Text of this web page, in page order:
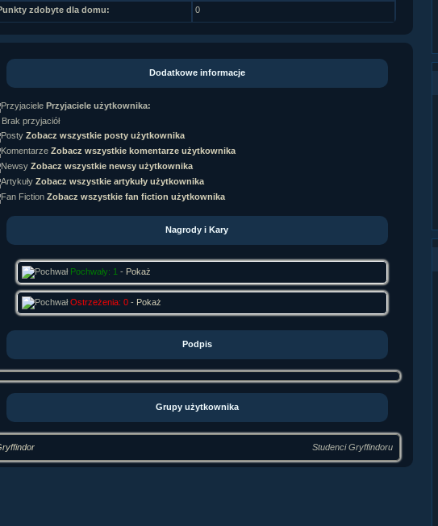
artykułów:
21,490
na forum:3,921
forum:319,637
do materiałów:
pochwał:3,327
ostrzeżeń:4,170
zdobyte dla domu: 0
Dodatkowe informacje
Przyjaciele użytkownika:
Brak przyjaciół
Zobacz wszystkie posty użytkownika
Zobacz wszystkie komentarze użytkownika
Zobacz wszystkie newsy użytkownika
Zobacz wszystkie artykuły użytkownika
Zobacz wszystkie fan fiction użytkownika
Nagrody i Kary
Pochwały: 1 - Pokaż
Ostrzeżenia: 0- Pokaż
Podpis
Grupy użytkownika
Studenci Gryffindoru